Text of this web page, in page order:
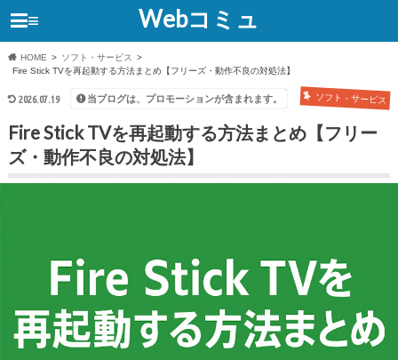
Webコミュ
≡
HOME
ソフト・サービス
Fire Stick TVを再起動する方法まとめ【フリーズ・動作不良の対処法】
2026.07.19 ソフト・サービス
当ブログは、プロモーションが含まれます。
Fire Stick TVを再起動する方法まとめ【フリー
ズ・動作不良の対処法】